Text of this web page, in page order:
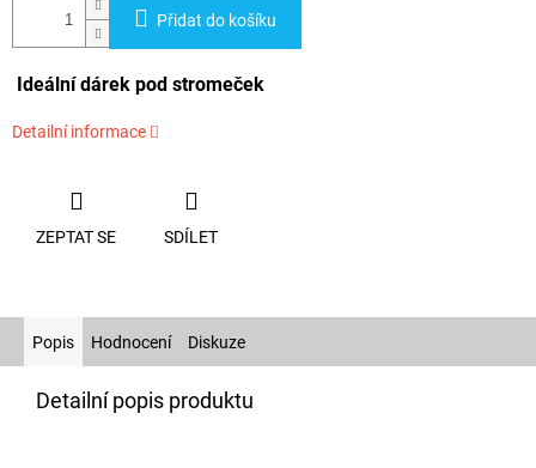
Přidat do košíku
Ideální dárek pod stromeček
Detailní informace
ZEPTAT SE SDÍLET
Popis Hodnocení Diskuze
Detailní popis produktu